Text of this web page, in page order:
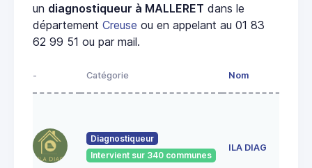
un diagnostiqueur à MALLERET dans le
département Creuse ou en appelant au 01 83
62 99 51 ou par mail.
- Catégorie Nom
Diagnostiqueur
Intervient sur 340 communes
ILA DIAG